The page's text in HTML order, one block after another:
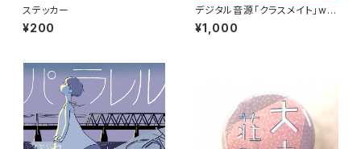
ステッカー
¥200
デジタル音源「クラスメイト」wa
v iloveyou/透明教室/幻想の
華/Live for joy/Wendy
¥1,000